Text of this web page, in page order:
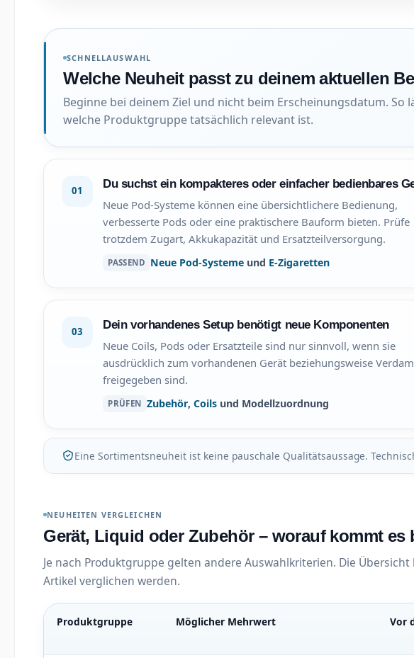
SCHNELLAUSWAHL
Welche Neuheit passt zu deinem aktuellen
Beginne bei deinem Ziel und nicht beim Erscheinungsdatum. So
welche Produktgruppe tatsächlich relevant ist.
01
Du suchst ein kompakteres oder einfacher bedienbares
Neue Pod-Systeme können eine übersichtlichere Bedienung,
verbesserte Pods oder eine praktischere Bauform bieten. Prüfe
trotzdem Zugart, Akkukapazität und Ersatzteilversorgung.
PASSEND Neue Pod-Systemeund E-Zigaretten
03
Dein vorhandenes Setup benötigt neue Komponenten
Neue Coils, Pods oder Ersatzteile sind nur sinnvoll, wenn sie
ausdrücklich zum vorhandenen Gerät beziehungsweise
freigegeben sind.
PRÜFEN Zubehör, Coilsund Modellzuordnung
Eine Sortimentsneuheit ist keine pauschale Qualitätsaussage.
NEUHEITEN VERGLEICHEN
Gerät, Liquid oder Zubehör – worauf kommt es
Je nach Produktgruppe gelten andere Auswahlkriterien. Die
Artikel verglichen werden.
Produktgruppe Möglicher Mehrwert Vor